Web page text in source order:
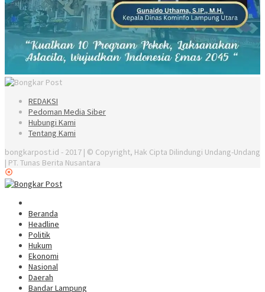
REDAKSI
Pedoman Media Siber
Hubungi Kami
Tentang Kami
bongkarpost.id - 2017 | © Copyright, Hak Cipta Dilindungi Undang-Undang
| PT. Tunas Berita Nusantara
Beranda
Headline
Politik
Hukum
Ekonomi
Nasional
Daerah
Bandar Lampung